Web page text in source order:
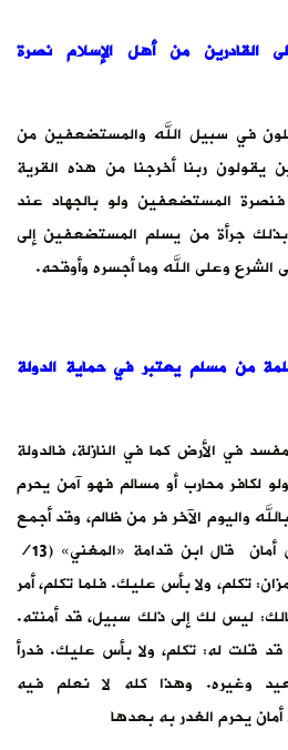
القادرين من أهل الإسلام نصرة
في سبيل الله ‌والمستضعفين ‌من
يقولون ربنا أخرجنا من هذه القرية
أهلها [النساء: 75]»، فنصرة المستضعفين ولو بالجهاد عند
جرأة من يسلم المستضعفين إلى
الشرع وعلى الله وما أجسره وأوقحه.
من مسلم يعتبر في حماية الدولة
في الأرض كما في النازلة، فالدولة
لكافر محارب أو مسالم فهو آمن يحرم
واليوم الآخر فر من ظالم، وقد أجمع
العلماء على أن كلمة لا بأس أمان قال ابن قدامة «المغني» (13/
تكلم، ولا بأس عليك. فلما تكلم، أمر
ليس لك إلى ذلك سبيل، قد أمنته.
قد قلت له: تكلم، ولا بأس عليك. فدرأ
وغيره. وهذا كله لا نعلم فيه
أمان يحرم الغدر به بعدها